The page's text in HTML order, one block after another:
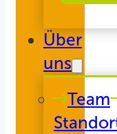
Über
uns
Team